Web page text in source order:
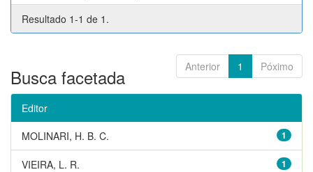
Resultado 1-1 de 1.
Anterior 1 Póximo
Busca facetada
Editor
1
MOLINARI, H. B. C.
1
VIEIRA, L. R.